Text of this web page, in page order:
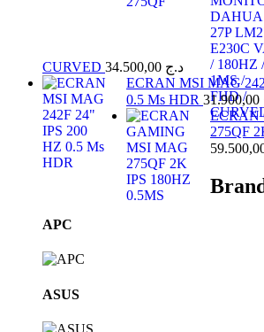
CURVED
د.ج
ECRAN MSI MAG
0.5 Ms HDR
ECRAN
275QF
APC
ASUS